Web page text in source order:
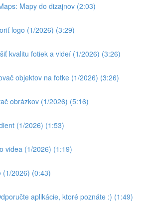
Mapy do dizajnov (2:03)
logo (1/2026) (3:29)
kvalitu fotiek a videí (1/2026) (3:26)
objektov na fotke (1/2026) (3:26)
obrázkov (1/2026) (5:16)
(1/2026) (1:53)
videa (1/2026) (1:19)
(1/2026) (0:43)
aplikácie, ktoré poznáte :) (1:49)